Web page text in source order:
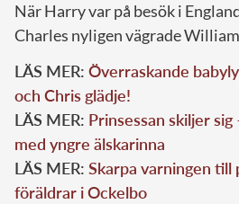
När Harry var på besök i
Charles nyligen vägrade
LÄS MER: Överraskande
och Chris glädje!
LÄS MER: Prinsessan skiljer
med yngre älskarinna
LÄS MER: Skarpa varningen till
föräldrar i Ockelbo